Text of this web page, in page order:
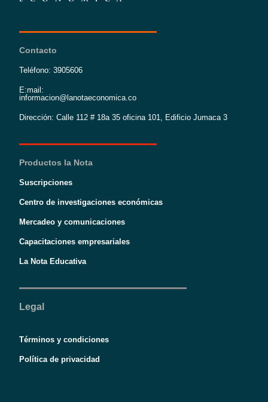
Contacto
Teléfono: 3905606
E:mail:
informacion@lanotaeconomica.co
Dirección: Calle 112 # 18a 35 oficina 101, Edificio Jumaca 3
Productos la Nota
Suscripciones
Centro de investigaciones económicas
Mercadeo y comunicaciones
Capacitaciones empresariales
La Nota Educativa
Legal
Términos y condiciones
Política de privacidad